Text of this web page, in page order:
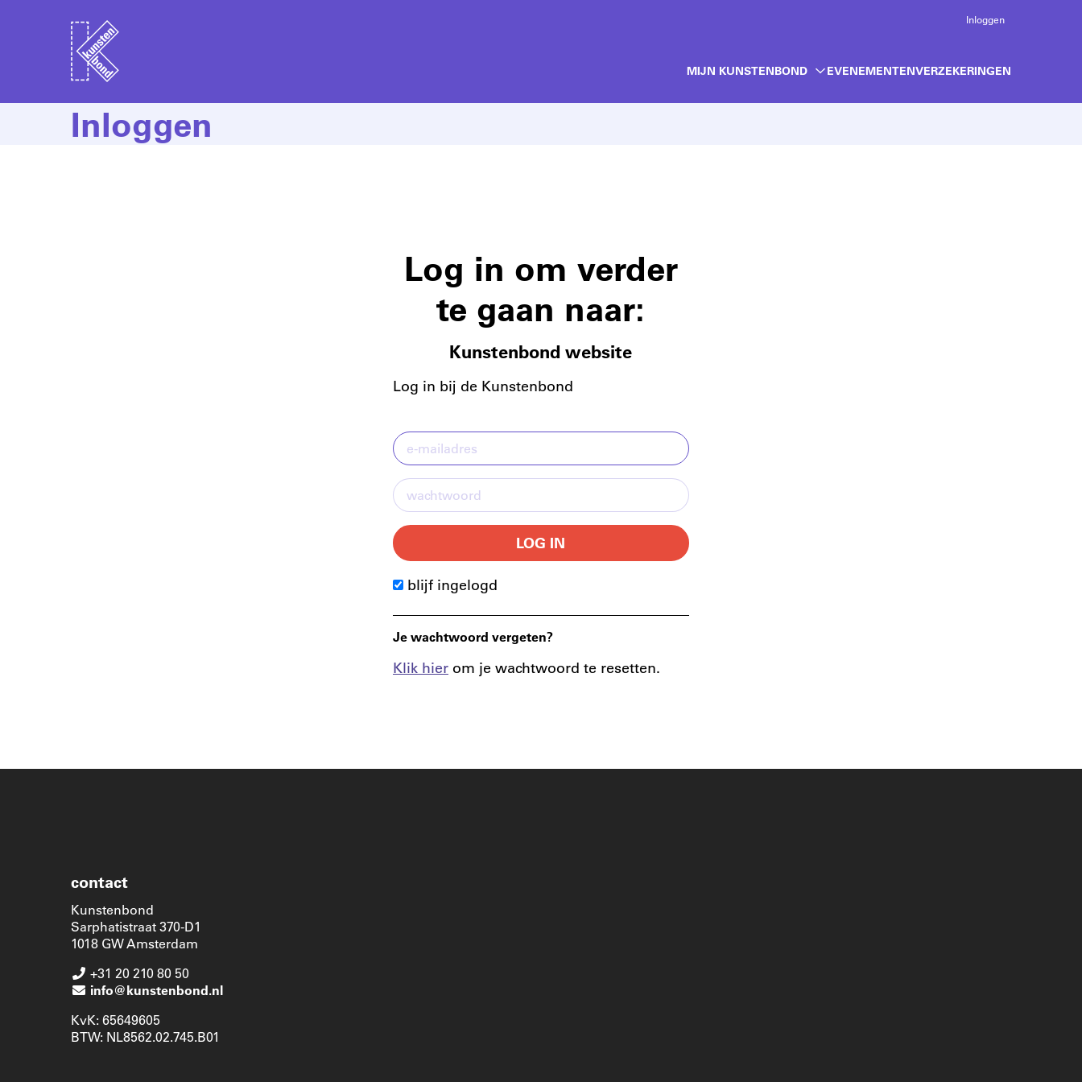
Inloggen
MIJN KUNSTENBOND EVENEMENTENVERZEKERINGEN
Inloggen
Log in om verder
te gaan naar:
Kunstenbond website
Log in bij de Kunstenbond
LOG IN
blijf ingelogd
Je wachtwoord vergeten?
Klik hier om je wachtwoord te resetten.
contact
Kunstenbond
Sarphatistraat 370-D1
1018 GW Amsterdam
+31 20 210 80 50
info@kunstenbond.nl
KvK: 65649605
BTW: NL8562.02.745.B01